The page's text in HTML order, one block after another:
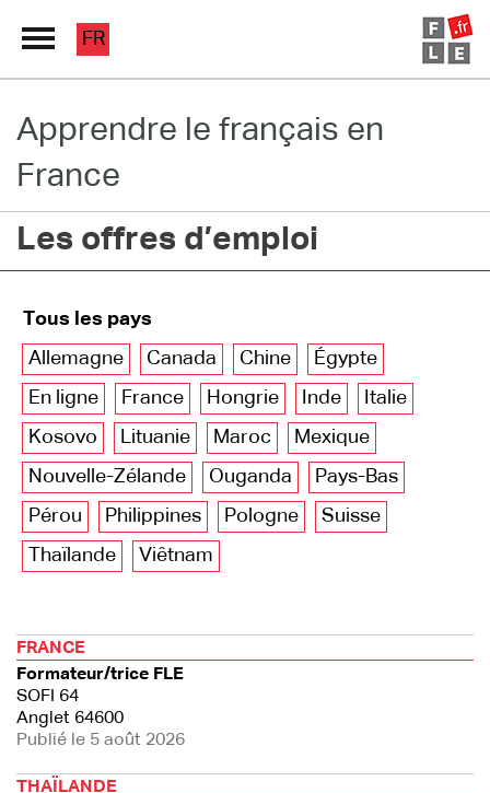
Grand Répertoire
Immersion France
Le français en ligne
FR
Apprendre le français en
France
Les offres d’emploi
Tous les pays
Allemagne
Canada Chine
Égypte
En ligne
France Hongrie Inde
Italie
Kosovo
Lituanie Maroc
Mexique
Nouvelle-Zélande
Ouganda
Pays-Bas
Pérou
Philippines Pologne
Suisse
Thaïlande
Viêtnam
FRANCE
Formateur/trice FLE
SOFI 64
Anglet 64600
Publié le 5 août 2026
THAÏLANDE